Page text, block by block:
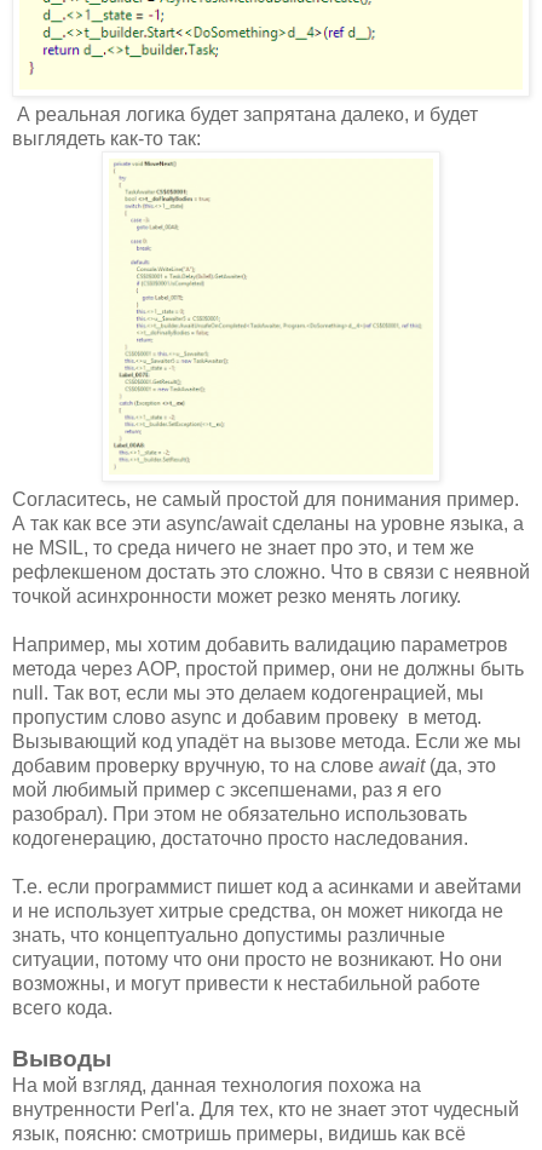
А реальная логика будет запрятана далеко, и будет
выглядеть как-то так:
Согласитесь, не самый простой для понимания пример.
А так как все эти async/await сделаны на уровне языка, а
не MSIL, то среда ничего не знает про это, и тем же
рефлекшеном достать это сложно. Что в связи с неявной
точкой асинхронности может резко менять логику.
Например, мы хотим добавить валидацию параметров
метода через AOP, простой пример, они не должны быть
null. Так вот, если мы это делаем кодогенрацией, мы
пропустим слово async и добавим провеку в метод.
Вызывающий код упадёт на вызове метода. Если же мы
добавим проверку вручную, то на слове await(да, это
мой любимый пример с эксепшенами, раз я его
разобрал). При этом не обязательно использовать
кодогенерацию, достаточно просто наследования.
Т.е. если программист пишет код а асинками и авейтами
и не использует хитрые средства, он может никогда не
знать, что концептуально допустимы различные
ситуации, потому что они просто не возникают. Но они
возможны, и могут привести к нестабильной работе
всего кода.
Выводы
На мой взгляд, данная технология похожа на
внутренности Perl'а. Для тех, кто не знает этот чудесный
язык, поясню: смотришь примеры, видишь как всё